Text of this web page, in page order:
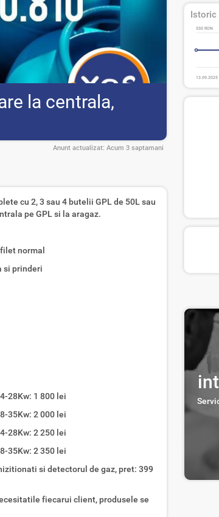
la centrala,
Anunt actualizat: Acum 3 saptamani
cu 2, 3 sau 4 butelii GPL de 50L sau
pe GPL si la aragaz.
normal
si prinderi
28Kw: 1 800 lei
35Kw: 2 000 lei
28Kw: 2 250 lei
35Kw: 2 350 lei
si detectorul de gaz, pret: 399
fiecarui client, produsele se
Istoric
550 RON
13.09.2025